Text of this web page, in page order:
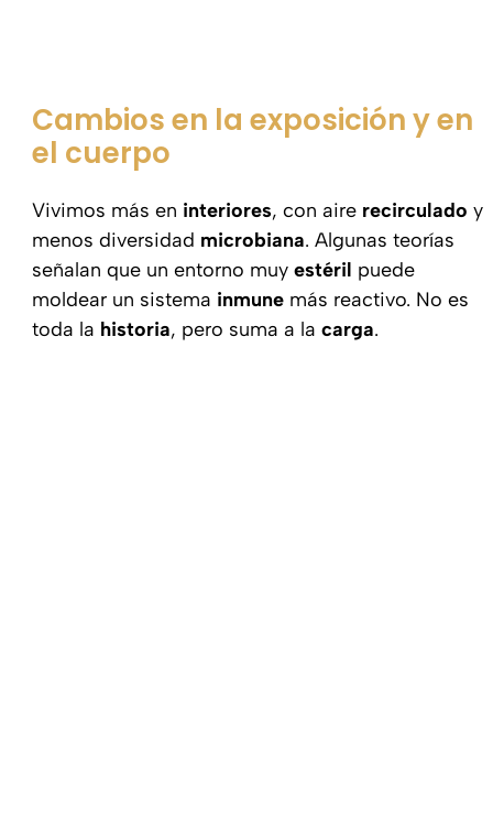
Cambios en la exposición y en
el cuerpo
Vivimos más en interiores, con aire recirculado y
menos diversidad microbiana. Algunas teorías
señalan que un entorno muy estéril puede
moldear un sistema inmune más reactivo. No es
toda la historia, pero suma a la carga.